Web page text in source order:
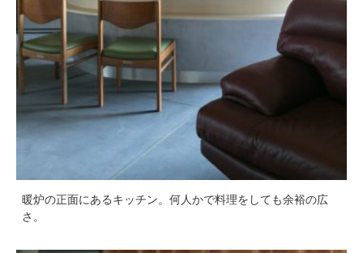
暖炉の正面にあるキッチン。何人かで料理をしても余裕の広
さ。